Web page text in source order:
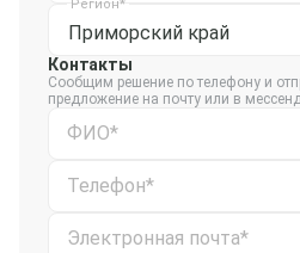
Приморский край
Регион*
Контакты
Сообщим решение по телефону и
предложение на почту или в
ФИО*
Телефон*
Электронная почта*